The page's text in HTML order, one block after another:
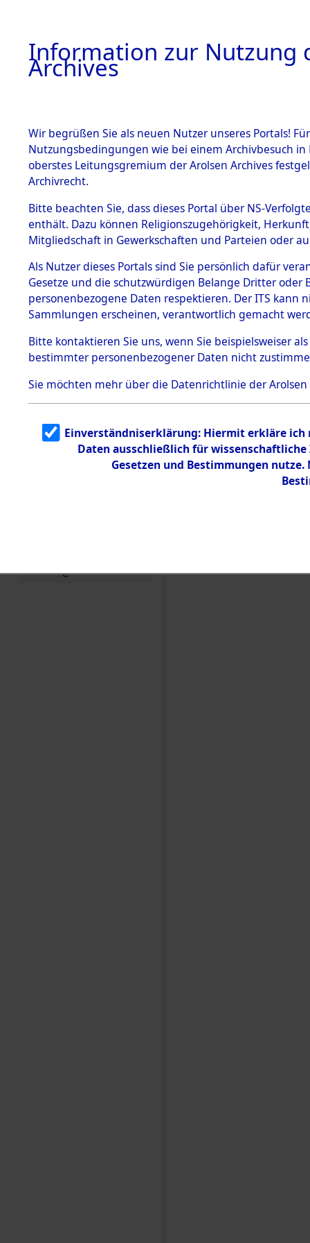
BESTÄNDE
1.
mente
5. Verschiedenes
5.3
Todesmärsche
5.3.1 Alliierte
Erhebungen
zu
Todesmärsch
en
5.3.2
g
5.3.3
Todesmärsch
e
Baden-
Information zur Nutzung
Archives
Wir begrüßen Sie als neuen Nutzer unseres Portals!
Nutzungsbedingungen wie bei einem Archivbesuch
oberstes Leitungsgremium der Arolsen Archives
Archivrecht.
Bitte beachten Sie, dass dieses Portal über NS-
enthält. Dazu können Religionszugehörigkeit,
Mitgliedschaft in Gewerkschaften und Parteien oder
Als Nutzer dieses Portals sind Sie persönlich dafür
Gesetze und die schutzwürdigen Belange Dritter
personenbezogene Daten respektieren. Der ITS
Sammlungen erscheinen, verantwortlich gemacht
Bitte kontaktieren Sie uns, wenn Sie beispielsweiser
bestimmter personenbezogener Daten nicht
Sie möchten mehr über die Datenrichtlinie der Arolsen
Einverständniserklärung: Hiermit erkläre ich
Daten ausschließlich für
Gesetzen und Bestimmungen